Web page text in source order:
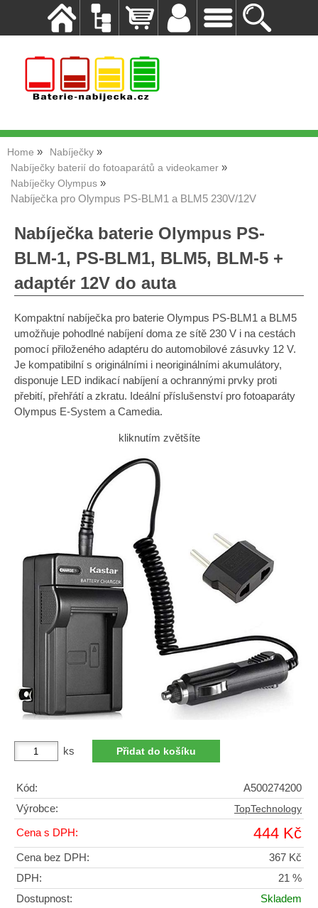
Home
Nabíječky
Nabíječky baterií do fotoaparátů a videokamer
Nabíječky Olympus
Nabíječka pro Olympus PS-BLM1 a BLM5 230V/12V
Nabíječka baterie Olympus PS-
BLM-1, PS-BLM1, BLM5, BLM-5 +
adaptér 12V do auta
Kompaktní nabíječka pro baterie Olympus PS-BLM1 a BLM5
umožňuje pohodlné nabíjení doma ze sítě 230 V i na cestách
pomocí přiloženého adaptéru do automobilové zásuvky 12 V.
Je kompatibilní s originálními i neoriginálními akumulátory,
disponuje LED indikací nabíjení a ochrannými prvky proti
přebití, přehřátí a zkratu. Ideální příslušenství pro fotoaparáty
Olympus E-System a Camedia.
kliknutím zvětšíte
ks
Kód:
A500274200
Výrobce:
TopTechnology
Cena s DPH: 444 Kč
Cena bez DPH:
367 Kč
DPH:
21 %
Dostupnost:
Skladem